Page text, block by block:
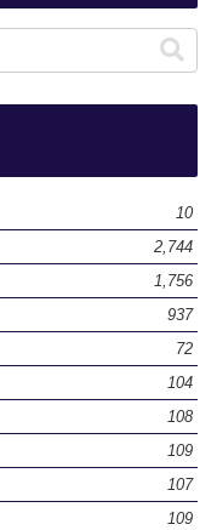
10
2,744
1,756
937
72
104
108
109
107
109